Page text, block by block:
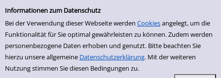
Erweiterte Suche
Informationen zum Datenschutz
Bei der Verwendung dieser Webseite werden Cookiesangelegt, um die
Funktionalität für Sie optimal gewährleisten zu können. Zudem werden
personenbezogene Daten erhoben und genutzt. Bitte beachten Sie
hierzu unsere allgemeine Datenschutzerklärung. Mit der weiteren
Nutzung stimmen Sie diesen Bedingungen zu.
Zur erweiterten Suche springen